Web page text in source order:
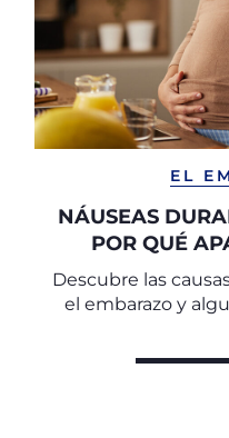
EL
NÁUSEAS
POR QUÉ
Descubre las
el embarazo y